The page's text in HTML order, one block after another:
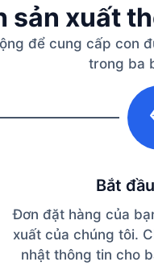
sản xuất
để cung cấp con
trong ba
Bắt
Đơn đặt hàng của
xuất của chúng tôi.
nhật thông tin cho